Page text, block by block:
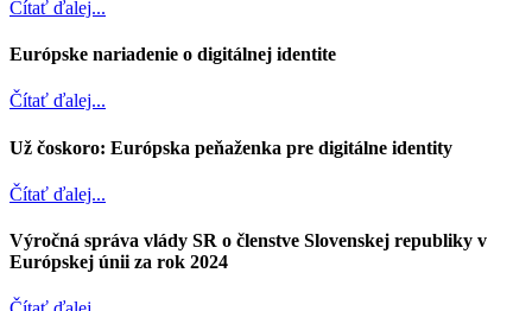
Čítať ďalej...
Európske nariadenie o digitálnej identite
Čítať ďalej...
Už čoskoro: Európska peňaženka pre digitálne identity
Čítať ďalej...
Výročná správa vlády SR o členstve Slovenskej republiky v
Európskej únii za rok 2024